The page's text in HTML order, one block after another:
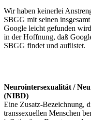
Wir haben keinerlei
SBGG mit seinen
Google leicht gefunden
in der Hoffnung, daß
SBGG findet und auflistet.
Neurointersexualität /
(NIBD)
Eine Zusatz-Bezeichnung,
transsexuellen Menschen